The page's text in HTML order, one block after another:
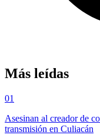
Más leídas
01
Asesinan al creador de
transmisión en Culiacán